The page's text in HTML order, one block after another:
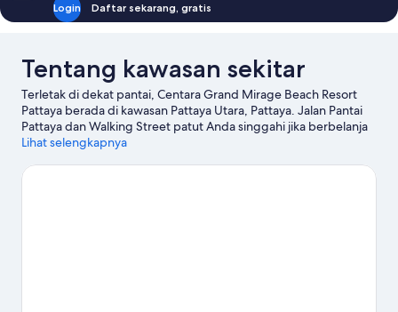
Login Daftar sekarang, gratis
Tentang kawasan sekitar
Terletak di dekat pantai, Centara Grand Mirage Beach Resort
Pattaya berada di kawasan Pattaya Utara, Pattaya. Jalan Pantai
Pattaya dan Walking Street patut Anda singgahi jika berbelanja
ada dalam agenda Anda, atau kunjungi Pantai Pattaya serta
kawasan ini. Bepergian bersama anak? Pertimbangkan Mini
Lihat selengkapnya